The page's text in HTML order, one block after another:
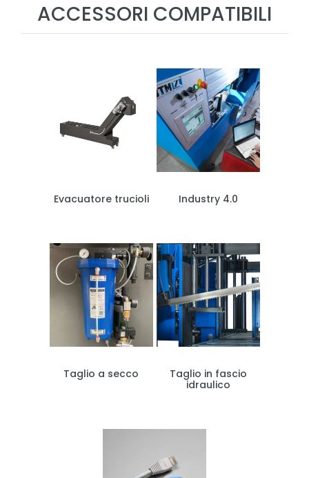
ACCESSORI COMPATIBILI
Evacuatore trucioli Industry 4.0
Taglio a secco
Taglio in fascio
idraulico